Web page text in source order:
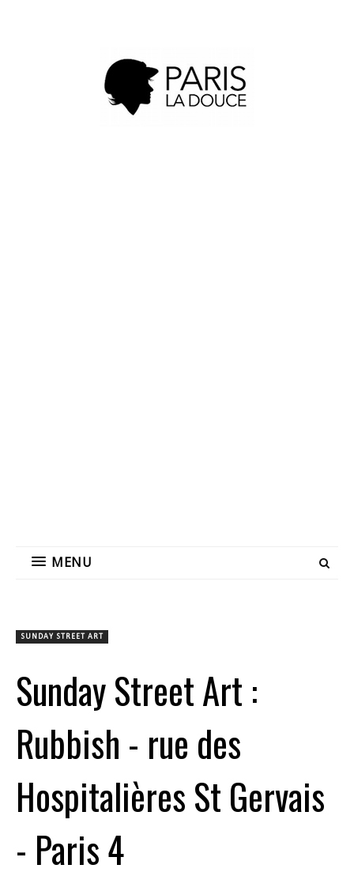
MENU
SUNDAY STREET ART
Sunday Street Art :
Rubbish - rue des
Hospitalières St Gervais
- Paris 4